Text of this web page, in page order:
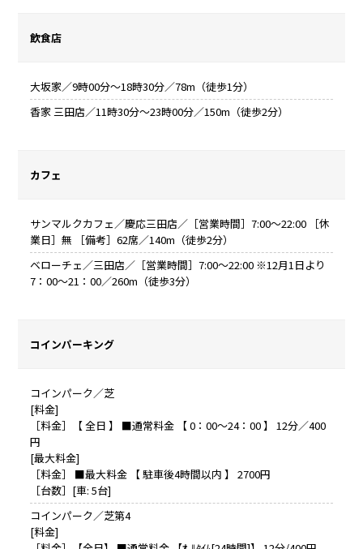
飲食店
大坂家／9時00分～18時30分／78m（徒歩1分）
香家 三田店／11時30分～23時00分／150m（徒歩2分）
カフェ
サンマルクカフェ／慶応三田店／［営業時間］7:00～22:00 ［休
業日］無 ［備考］62席／140m（徒歩2分）
ベローチェ／三田店／［営業時間］7:00～22:00 ※12月1日より
7：00～21：00／260m（徒歩3分）
コインパーキング
コインパーク／芝
[料金]
［料金］【 全日 】 ■通常料金 【 0：00～24：00 】 12分／400
円
[最大料金]
［料金］ ■最大料金 【 駐車後4時間以内 】 2700円
［台数］[車: 5台]
コインパーク／芝第4
[料金]